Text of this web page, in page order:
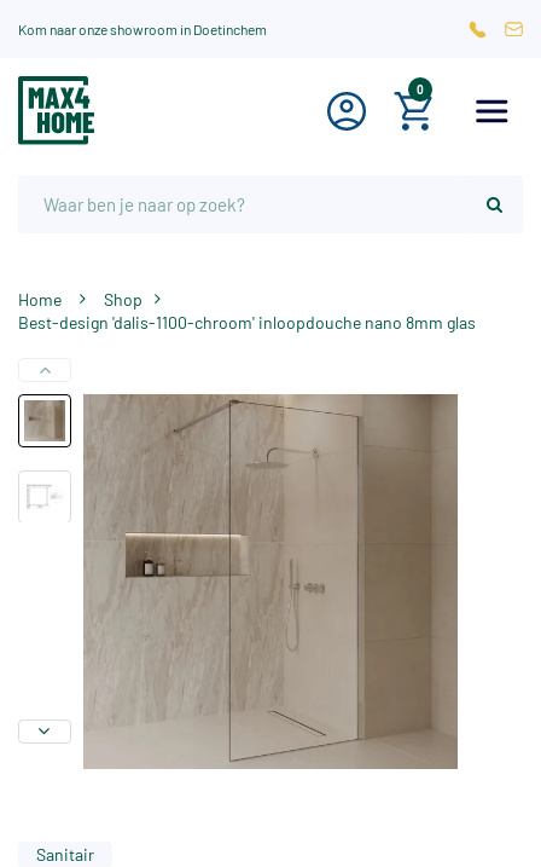
Kom naar onze showroom in Doetinchem
0
Home
Shop
Best-design 'dalis-1100-chroom' inloopdouche nano 8mm glas
Sanitair